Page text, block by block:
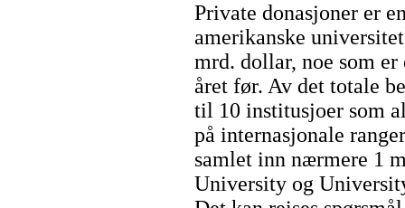
Private donasjoner er
amerikanske
mrd. dollar, noe som
året før. Av det totale
til 10 institusjoer som
på internasjonale
samlet inn nærmere 1
University og